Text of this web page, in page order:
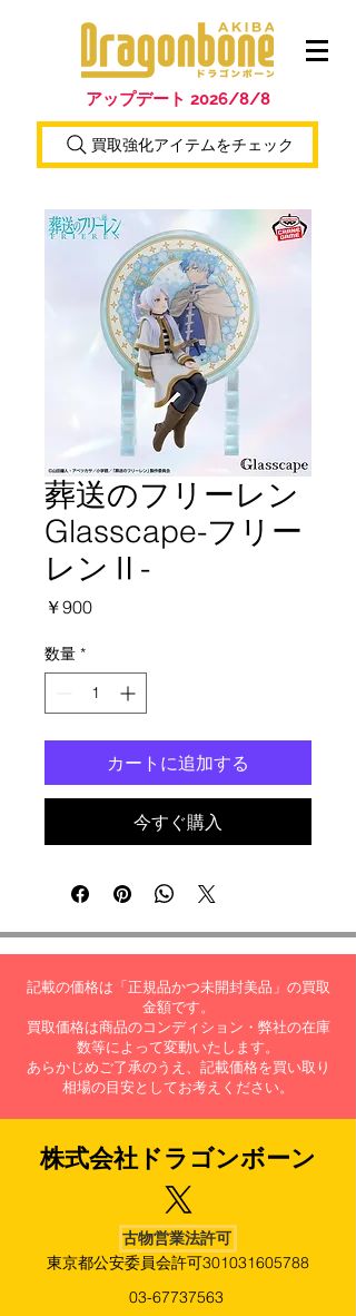
アップデート 2026/8/8
買取強化アイテムをチェック
葬送のフリーレン
Glasscape-フリー
レンⅡ-
￥900価
数量 *
カートに追加する
今すぐ購入
記載の価格は「正規品かつ未開封美品」の買取
金額です。
買取価格は商品のコンディション・弊社の在庫
数等によって変動いたします。
あらかじめご了承のうえ、記載価格を買い取り
相場の目安としてお考えください。
株式会社​ドラゴンボーン
古物営業法許可
東京都公安委員会許可301031605788
03-67737563